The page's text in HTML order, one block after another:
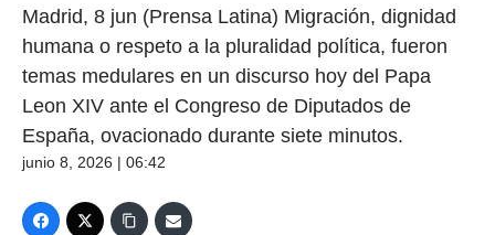
Madrid, 8 jun (Prensa Latina) Migración, dignidad
humana o respeto a la pluralidad política, fueron
temas medulares en un discurso hoy del Papa
Leon XIV ante el Congreso de Diputados de
España, ovacionado durante siete minutos.
junio 8, 2026 | 06:42